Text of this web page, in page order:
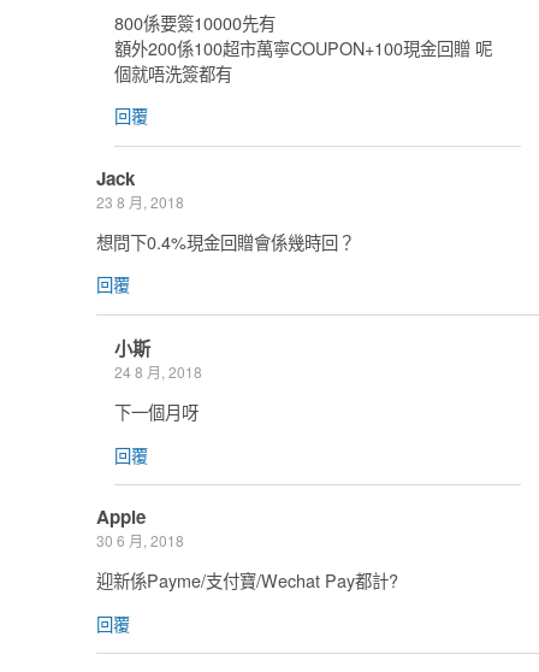
800係要簽10000先有
額外200係100超市萬寧COUPON+100現金回贈 呢
個就唔洗簽都有
回覆
Jack
23 8 月, 2018
想問下0.4%現金回贈會係幾時回？
回覆
小斯
24 8 月, 2018
下一個月呀
回覆
Apple
30 6 月, 2018
迎新係Payme/支付寶/Wechat Pay都計?
回覆